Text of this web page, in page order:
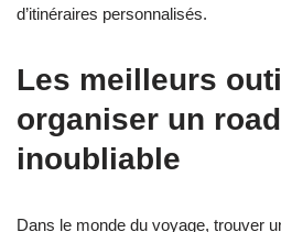
d’itinéraires personnalisés.
Les meilleurs
organiser un
inoubliable
Dans le monde du voyage, trouver